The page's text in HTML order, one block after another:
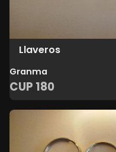
Llaveros
Granma
CUP 180